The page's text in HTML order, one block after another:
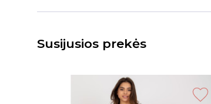
Susijusios prekės